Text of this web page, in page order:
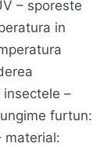
– sporeste
in
–
furtun:
material: